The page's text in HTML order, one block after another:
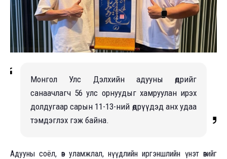
Монгол Улс Дэлхийн адууны өдрийг
санаачлагч 56 улс орнуудыг хамруулан ирэх
долдугаар сарын 11-13-ний өдрүүдэд анх удаа
тэмдэглэх гэж байна.
Адууны соёл, өв уламжлал, нүүдлийн иргэншлийн үнэт өвийг